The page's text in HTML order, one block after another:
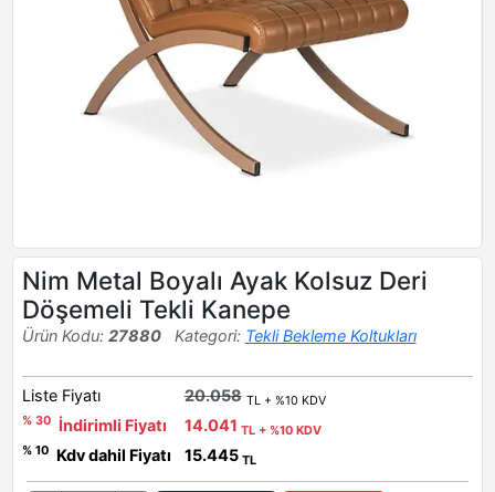
Nim Metal Boyalı Ayak Kolsuz Deri
Döşemeli Tekli Kanepe
Ürün Kodu: 27880 Kategori: Tekli Bekleme Koltukları
Liste Fiyatı 20.058 TL + %10 KDV
% 30
İndirimli Fiyatı 14.041 TL + %10 KDV
% 10
Kdv dahil Fiyatı 15.445 TL